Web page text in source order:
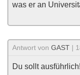
was er an
Antwort von GAST |
Du sollt